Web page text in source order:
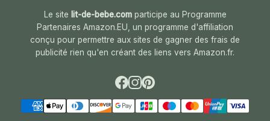
Le site lit-de-bebe.comparticipe au Programme
Partenaires Amazon.EU, un programme d'affiliation
conçu pour permettre aux sites de gagner des frais de
publicité rien qu'en créant des liens vers Amazon.fr.